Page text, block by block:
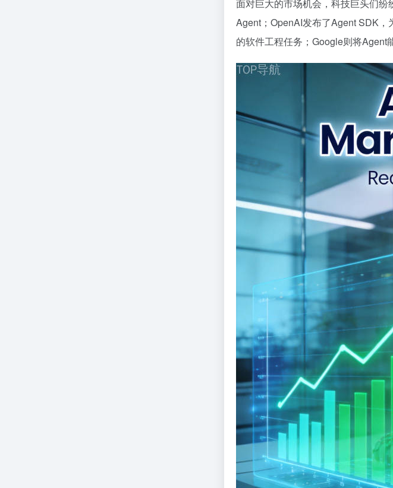
面对巨大的市场机会，科技巨头们
Agent；OpenAI发布了Agent SDK
的软件工程任务；Google则将Agent